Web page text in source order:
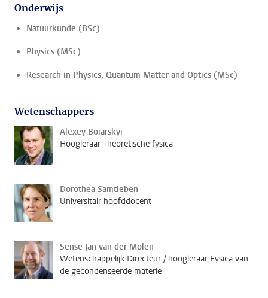
Onderwijs
Natuurkunde (BSc)
Physics (MSc)
Research in Physics, Quantum Matter and Optics (MSc)
Wetenschappers
Alexey Boiarskyi
Hoogleraar Theoretische fysica
Dorothea Samtleben
Universitair hoofddocent
Sense Jan van der Molen
Wetenschappelijk Directeur / hoogleraar Fysica van
de gecondenseerde materie